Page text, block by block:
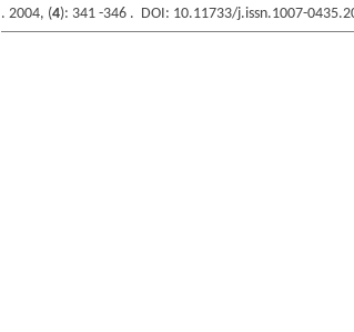
. 2004, (4): 341 -346 . DOI: 10.11733/j.issn.1007-